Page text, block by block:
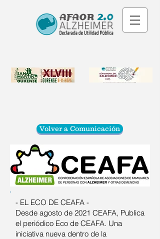
Volver a Comunicación
- EL ECO DE CEAFA -
Desde agosto de 2021 CEAFA, Publica
el periódico Eco de CEAFA. Una
iniciativa nueva dentro de la